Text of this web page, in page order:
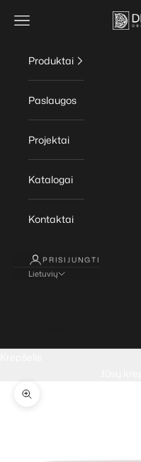
Atidaryti naršymo meniu
Produktai
Paslaugos
Projektai
Katalogai
Kontaktai
PRISIJUNGTI
Lietuvių
Priartinti